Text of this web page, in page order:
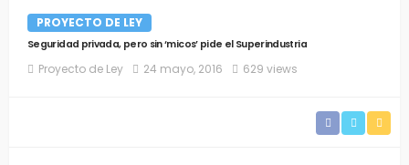
PROYECTO DE LEY
Seguridad privada, pero sin ‘micos’ pide el Superindustria
Proyecto de Ley 24 mayo, 2016 629 views